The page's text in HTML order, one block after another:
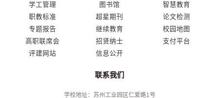
学工管理
图书馆
智慧教育
职教标准
超星期刊
论文检测
专题报告
继续教育
校园地图
高职联席会
招贤纳士
支付平台
评建网站
信息公开
联系我们
学校地址：苏州工业园区仁爱路1号